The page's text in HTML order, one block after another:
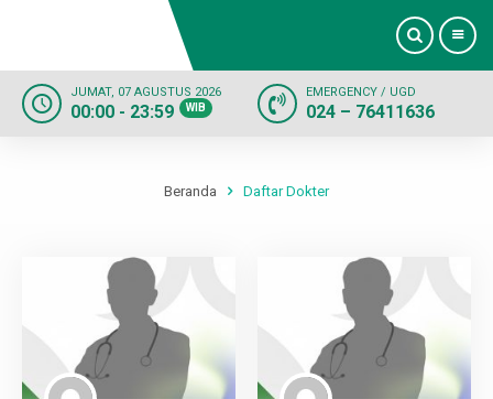
Layanan
Fasilitas
JUMAT, 07 AGUSTUS 2026
00:00 - 23:59 WIB
EMERGENCY / UGD
024 – 76411636
Beranda Daftar Dokter